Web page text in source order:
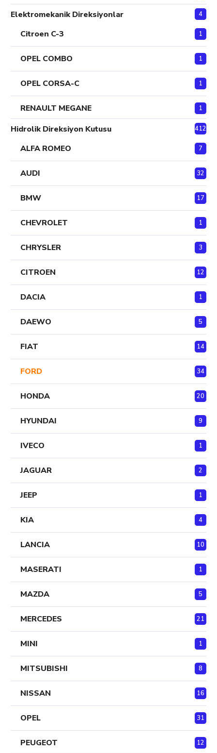
Elektromekanik Direksiyonlar 4
Citroen C-3 1
OPEL COMBO 1
OPEL CORSA-C 1
RENAULT MEGANE 1
Hidrolik Direksiyon Kutusu 412
ALFA ROMEO 7
AUDI 32
BMW 17
CHEVROLET 1
CHRYSLER 3
CITROEN 12
DACIA 1
DAEWO 5
FIAT 14
FORD 34
HONDA 20
HYUNDAI 9
IVECO 1
JAGUAR 2
JEEP 1
KIA 4
LANCIA 10
MASERATI 1
MAZDA 5
MERCEDES 21
MINI 1
MITSUBISHI 8
NISSAN 16
OPEL 31
PEUGEOT 12